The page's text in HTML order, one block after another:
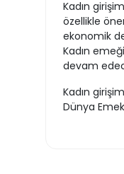
Kadın
özellikle
ekonomik
Kadın
devam
Kadın
Dünya